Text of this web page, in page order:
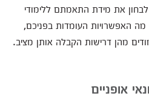
את מידת התאמתם ללימודי
מה האפשרויות העומדות בפניכם,
מהן דרישות הקבלה אותן מציב.
אופניים